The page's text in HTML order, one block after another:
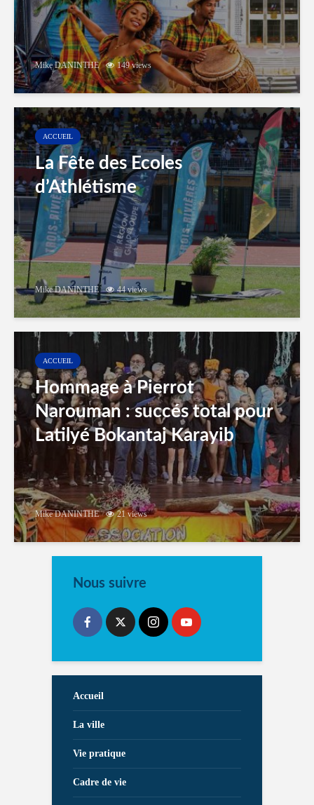
Mike DANINTHE 149 views
ACCUEIL
La Fête des Ecoles
d’Athlétisme
Mike DANINTHE 44 views
ACCUEIL
Hommage à Pierrot
Narouman : succés total pour
Latilyé Bokantaj Karayib
Mike DANINTHE 21 views
Nous suivre
Accueil
La ville
Vie pratique
Cadre de vie